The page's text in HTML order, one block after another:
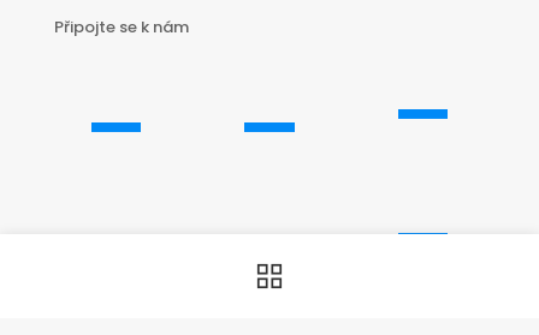
Připojte se k nám